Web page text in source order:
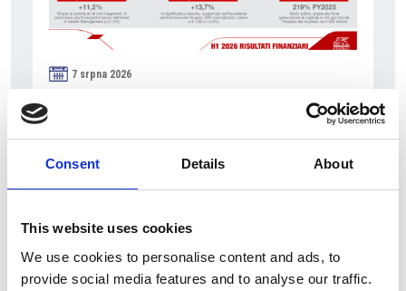
Consent Details About
This website uses cookies
We use cookies to personalise content and ads, to
provide social media features and to analyse our traffic.
7 srpna 2026
Čistý zisk skupiny Generali zaznamenal v
Itálie
Česká republika